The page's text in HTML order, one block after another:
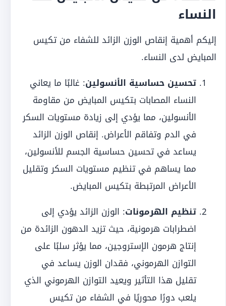
النساء
إليكم أهمية إنقاص الوزن الزائد للشفاء من تكيس
المبايض لدى النساء.
تحسين حساسية الأنسولين: غالبًا ما يعاني
النساء المصابات بتكيس المبايض من مقاومة
الأنسولين، مما يؤدي إلى زيادة مستويات السكر
في الدم وتفاقم الأعراض. إنقاص الوزن الزائد
يساعد في تحسين حساسية الجسم للأنسولين،
مما يساهم في تنظيم مستويات السكر وتقليل
الأعراض المرتبطة بتكيس المبايض.
تنظيم الهرمونات: الوزن الزائد يؤدي إلى
اضطرابات هرمونية، حيث تزيد الدهون الزائدة من
إنتاج هرمون الإستروجين، مما يؤثر سلبًا على
التوازن الهرموني، فقدان الوزن يساعد في
تقليل هذا التأثير ويعيد التوازن الهرموني الذي
يلعب دورًا محوريًا في الشفاء من تكيس